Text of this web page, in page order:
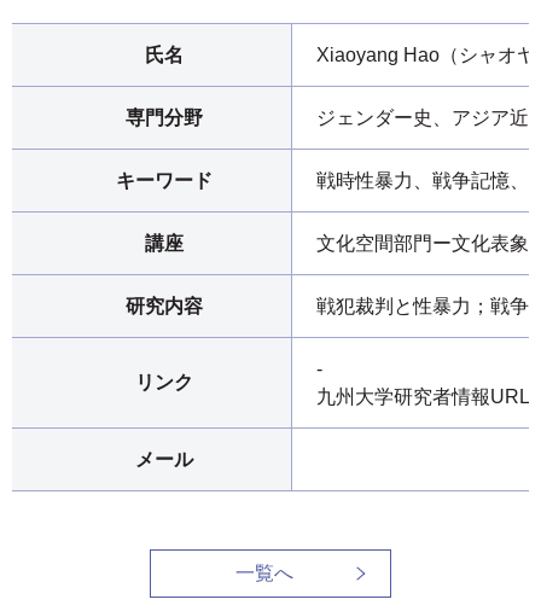
氏名 Xiaoyang Hao（シャオヤ
専門分野 ジェンダー史、アジア近
キーワード 戦時性暴力、戦争記憶、
講座 文化空間部門ー文化表象
研究内容 戦犯裁判と性暴力；戦争
リンク
-
九州大学研究者情報URL
メール
一覧へ